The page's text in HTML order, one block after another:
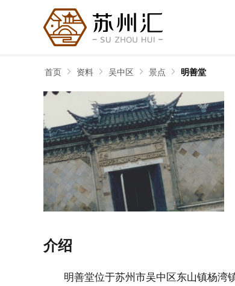
首页 资料 吴中区 景点 明善堂
介绍
明善堂位于苏州市吴中区东山镇杨湾